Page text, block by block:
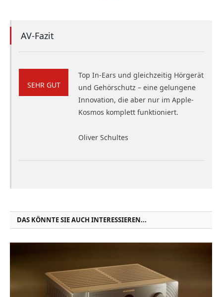
AV-Fazit
SEHR GUT
Top In-Ears und gleichzeitig Hörgerät
und Gehörschutz – eine gelungene
Innovation, die aber nur im Apple-
Kosmos komplett funktioniert.
Oliver Schultes
DAS KÖNNTE SIE AUCH INTERESSIEREN...